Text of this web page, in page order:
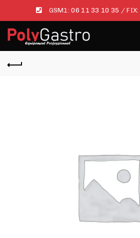
GSM1:06 11 33 10 35 / FIX: